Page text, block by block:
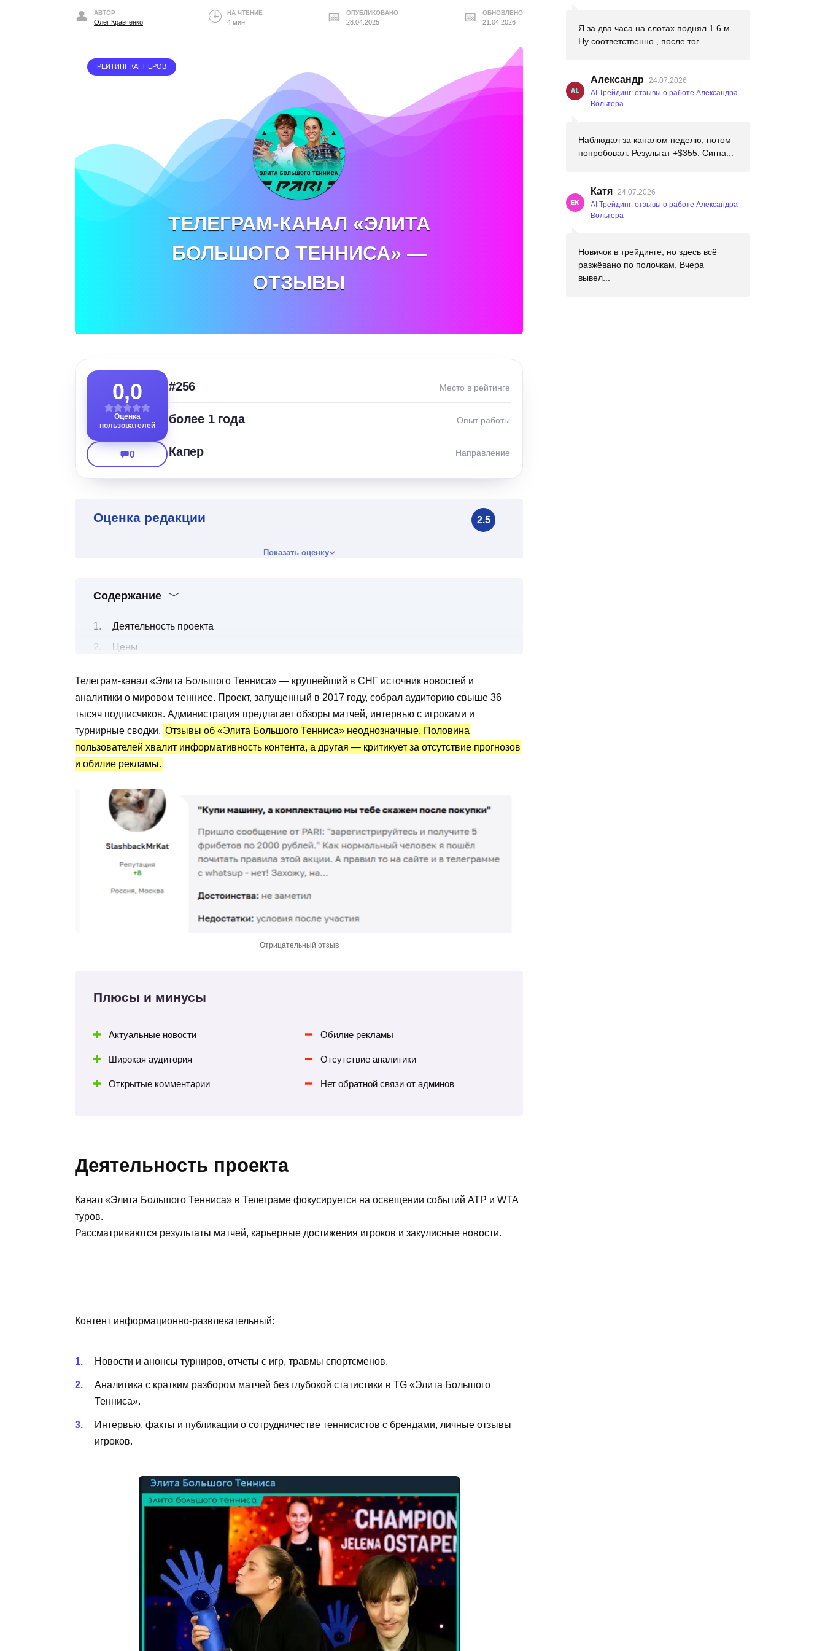
АВТОР
Олег Кравченко
НА ЧТЕНИЕ
4 мин
ОПУБЛИКОВАНО
28.04.2025
ОБНОВЛЕНО
21.04.2026
ТЕЛЕГРАМ-КАНАЛ «ЭЛИТА
БОЛЬШОГО ТЕННИСА» —
ОТЗЫВЫ
РЕЙТИНГ КАППЕРОВ
0,0
Оценка
пользователей
0
#256 Место в рейтинге
более 1 года Опыт работы
Капер Направление
Оценка редакции 2.5
Показать оценку
Содержание
Деятельность проекта
Цены
Мнения клиентов
Проблемы и риски
Заключение
Телеграм-канал «Элита Большого Тенниса» — крупнейший в СНГ источник новостей и
аналитики о мировом теннисе. Проект, запущенный в 2017 году, собрал аудиторию свыше 36
тысяч подписчиков. Администрация предлагает обзоры матчей, интервью с игроками и
турнирные сводки. Отзывы об «Элита Большого Тенниса» неоднозначные. Половина
пользователей хвалит информативность контента, а другая — критикует за отсутствие прогнозов
и обилие рекламы.
Отрицательный отзыв
Плюсы и минусы
Актуальные новости
Широкая аудитория
Открытые комментарии
Обилие рекламы
Отсутствие аналитики
Нет обратной связи от админов
Деятельность проекта
Канал «Элита Большого Тенниса» в Телеграме фокусируется на освещении событий ATP и WTA
туров.
Рассматриваются результаты матчей, карьерные достижения игроков и закулисные новости.
Контент информационно-развлекательный:
Новости и анонсы турниров, отчеты с игр, травмы спортсменов.
Аналитика с кратким разбором матчей без глубокой статистики в TG «Элита Большого
Тенниса».
Интервью, факты и публикации о сотрудничестве теннисистов с брендами, личные отзывы
игроков.
Я за два часа на слотах поднял 1.6 м
Ну соответственно , после тог...
Александр
24.07.2026
AI Трейдинг: отзывы о работе Александра
Вольтера
Наблюдал за каналом неделю, потом
попробовал. Результат +$355. Сигна...
Катя 24.07.2026
AI Трейдинг: отзывы о работе Александра
Вольтера
Новичок в трейдинге, но здесь всё
разжёвано по полочкам. Вчера
вывел...